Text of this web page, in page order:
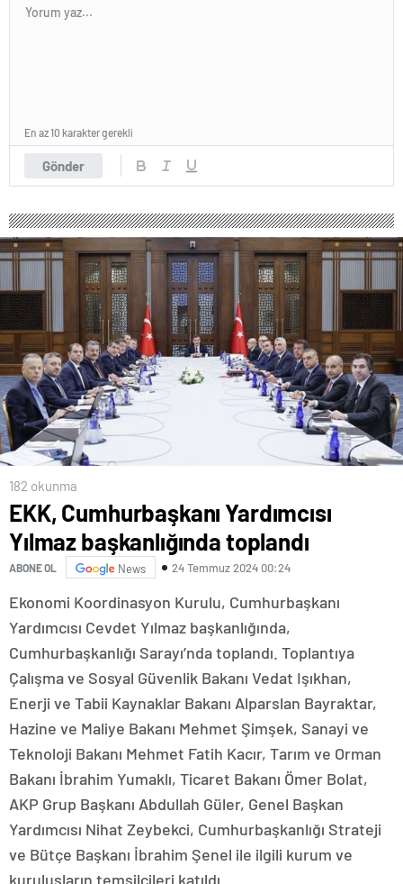
Gönder
En az 10 karakter gerekli
182 okunma
EKK, Cumhurbaşkanı Yardımcısı
Yılmaz başkanlığında toplandı
ABONE OL News 24 Temmuz 2024 00:24
Ekonomi Koordinasyon Kurulu, Cumhurbaşkanı
Yardımcısı Cevdet Yılmaz başkanlığında,
Cumhurbaşkanlığı Sarayı’nda toplandı. Toplantıya
Çalışma ve Sosyal Güvenlik Bakanı Vedat Işıkhan,
Enerji ve Tabii Kaynaklar Bakanı Alparslan Bayraktar,
Hazine ve Maliye Bakanı Mehmet Şimşek, Sanayi ve
Teknoloji Bakanı Mehmet Fatih Kacır, Tarım ve Orman
Bakanı İbrahim Yumaklı, Ticaret Bakanı Ömer Bolat,
AKP Grup Başkanı Abdullah Güler, Genel Başkan
Yardımcısı Nihat Zeybekci, Cumhurbaşkanlığı Strateji
ve Bütçe Başkanı İbrahim Şenel ile ilgili kurum ve
kuruluşların temsilcileri katıldı.